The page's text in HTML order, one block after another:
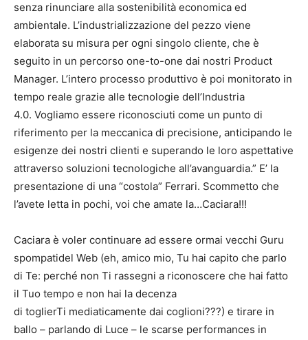
senza rinunciare alla sostenibilità economica ed
ambientale. L’industrializzazione del pezzo viene
elaborata su misura per ogni singolo cliente, che è
seguito in un percorso one-to-one dai nostri Product
Manager. L’intero processo produttivo è poi monitorato in
tempo reale grazie alle tecnologie dell’Industria
4.0. Vogliamo essere riconosciuti come un punto di
riferimento per la meccanica di precisione, anticipando le
esigenze dei nostri clienti e superando le loro aspettative
attraverso soluzioni tecnologiche all’avanguardia.” E’ la
presentazione di una “costola” Ferrari. Scommetto che
l’avete letta in pochi, voi che amate la…Caciara!!!
Caciara è voler continuare ad essere ormai vecchi Guru
spompatidel Web (eh, amico mio, Tu hai capito che parlo
di Te: perché non Ti rassegni a riconoscere che hai fatto
il Tuo tempo e non hai la decenza
di toglierTi mediaticamente dai coglioni???) e tirare in
ballo – parlando di Luce – le scarse performances in